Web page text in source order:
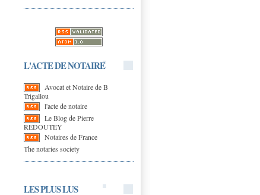
L'ACTE DE NOTAIRE
Avocat et Notaire de B
Trigallou
l'acte de notaire
Le Blog de Pierre
REDOUTEY
Notaires de France
The notaries society
LES PLUS LUS